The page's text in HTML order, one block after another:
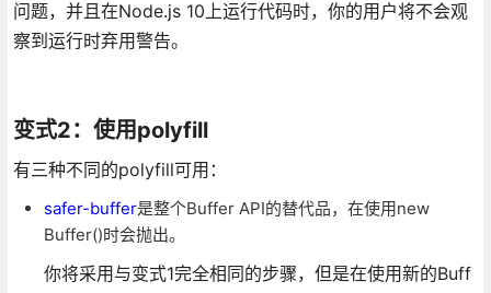
问题，并且在Node.js 10上运行代码时，你的用户将不会观
察到运行时弃用警告。
变式2：使用polyfill
有三种不同的polyfill可用：
safer-buffer是整个Buffer API的替代品，在使用new
Buffer()时会抛出。
你将采用与变式1完全相同的步骤，但是在使用新的Buff